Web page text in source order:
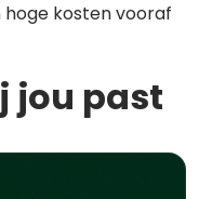
kosten vooraf
jou past